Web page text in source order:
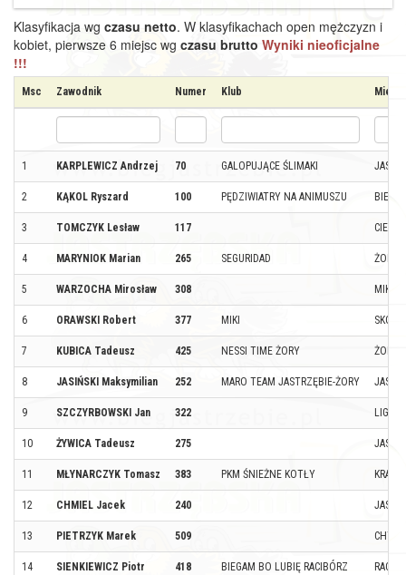
Klasyfikacja wg czasu netto. W klasyfikachach open mężczyzn i
kobiet, pierwsze 6 miejsc wg czasu brutto Wyniki nieoficjalne
!!!
Msc Zawodnik Numer Klub
1 KARPLEWICZ Andrzej 70 GALOPUJĄCE ŚLIMAKI
2 KĄKOL Ryszard 100 PĘDZIWIATRY NA ANIMUSZU
3 TOMCZYK Lesław 117
4 MARYNIOK Marian 265 SEGURIDAD ŻORY
5 WARZOCHA Mirosław 308
6 ORAWSKI Robert 377 MIKI
7 KUBICA Tadeusz 425 NESSI TIME ŻORY ŻORY
8 JASIŃSKI Maksymilian 252 MARO TEAM JASTRZĘBIE-ŻORY
9 SZCZYRBOWSKI Jan 322
10 ŻYWICA Tadeusz 275
11 MŁYNARCZYK Tomasz 383 PKM ŚNIEŻNE KOTŁY
12 CHMIEL Jacek 240
13 PIETRZYK Marek 509
14 SIENKIEWICZ Piotr 418 BIEGAM BO LUBIĘ RACIBÓRZ